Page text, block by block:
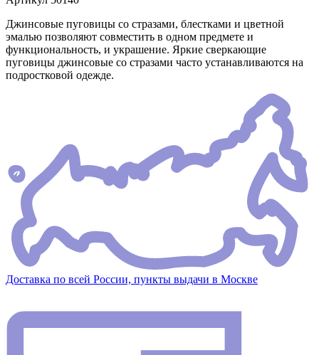
Джинсовые пуговицы со стразами, блестками и цветной
эмалью позволяют совместить в одном предмете и
функциональность, и украшение. Яркие сверкающие
пуговицы джинсовые со стразами часто устанавливаются на
подростковой одежде.
Доставка по всей России, пункты выдачи в Москве